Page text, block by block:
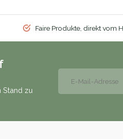
Faire Produkte, direkt vom
zu